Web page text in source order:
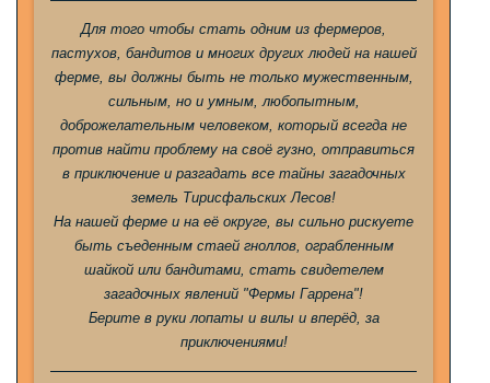
Для того чтобы стать одним из фермеров,
пастухов, бандитов и многих других людей на нашей
ферме, вы должны быть не только мужественным,
сильным, но и умным, любопытным,
доброжелательным человеком, который всегда не
против найти проблему на своё гузно, отправиться
в приключение и разгадать все тайны загадочных
земель Тирисфальских Лесов!
На нашей ферме и на её округе, вы сильно рискуете
быть съеденным стаей гноллов, ограбленным
шайкой или бандитами, стать свидетелем
загадочных явлений "Фермы Гаррена"!
Берите в руки лопаты и вилы и вперёд, за
приключениями!